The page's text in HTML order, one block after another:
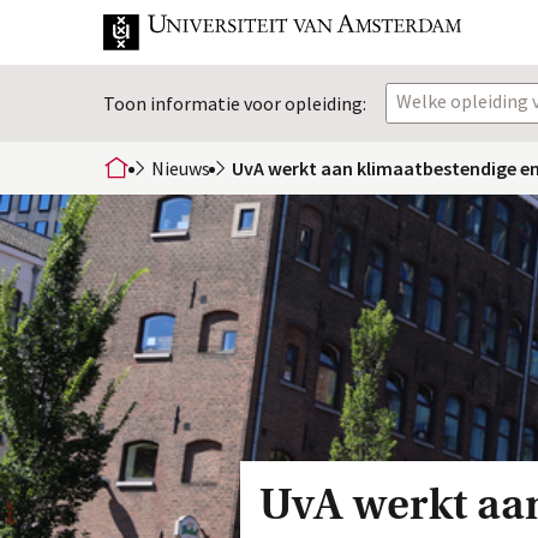
Toon informatie voor opleiding: Welke opleiding
home
Nieuws UvA werkt aan klimaatbestendige
UvA werkt